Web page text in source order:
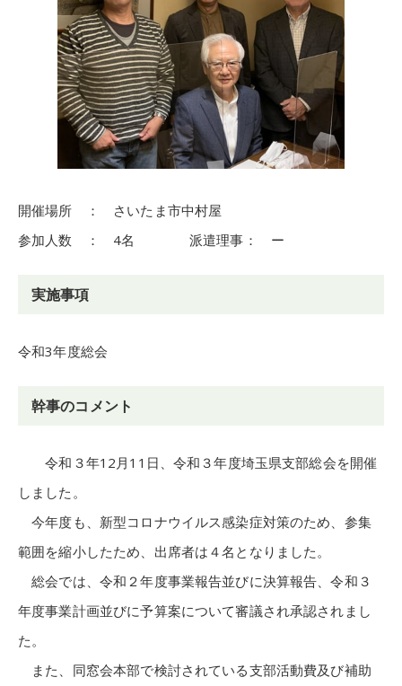
開催場所 ： さいたま市中村屋
参加人数 ： 4名 派遣理事： ー
実施事項
令和3年度総会
幹事のコメント
令和３年12月11日、令和３年度埼玉県支部総会を開催
しました。
今年度も、新型コロナウイルス感染症対策のため、参集
範囲を縮小したため、出席者は４名となりました。
総会では、令和２年度事業報告並びに決算報告、令和３
年度事業計画並びに予算案について審議され承認されまし
た。
また、同窓会本部で検討されている支部活動費及び補助